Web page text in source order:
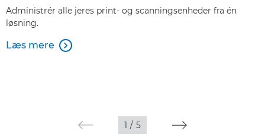
Administrér alle jeres print- og scanningsenheder fra én
løsning.
Læs mere 
1 / 5